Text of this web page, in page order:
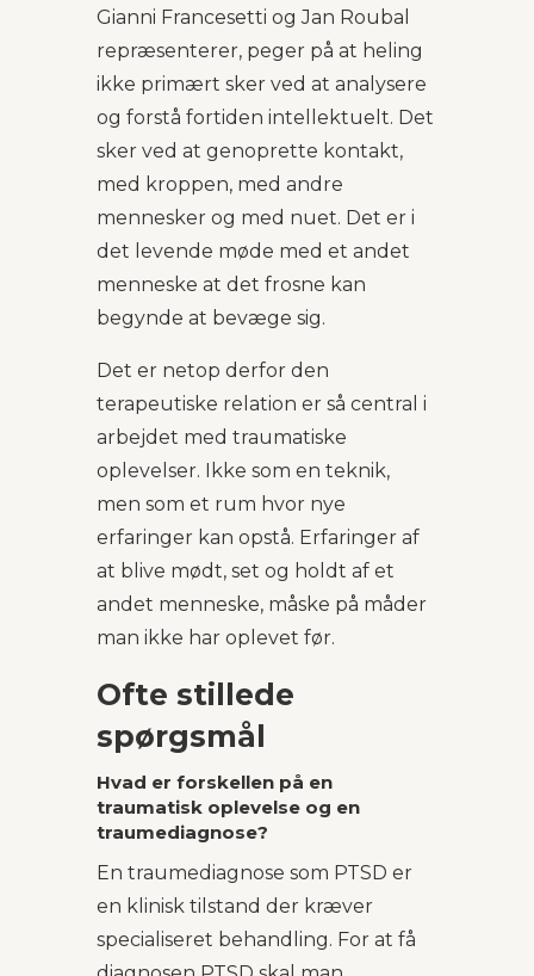
Gianni Francesetti og Jan Roubal
repræsenterer, peger på at heling
ikke primært sker ved at analysere
og forstå fortiden intellektuelt. Det
sker ved at genoprette kontakt,
med kroppen, med andre
mennesker og med nuet. Det er i
det levende møde med et andet
menneske at det frosne kan
begynde at bevæge sig.
Det er netop derfor den
terapeutiske relation er så central i
arbejdet med traumatiske
oplevelser. Ikke som en teknik,
men som et rum hvor nye
erfaringer kan opstå. Erfaringer af
at blive mødt, set og holdt af et
andet menneske, måske på måder
man ikke har oplevet før.
Ofte stillede
spørgsmål
Hvad er forskellen på en
traumatisk oplevelse og en
traumediagnose?
En traumediagnose som PTSD er
en klinisk tilstand der kræver
specialiseret behandling. For at få